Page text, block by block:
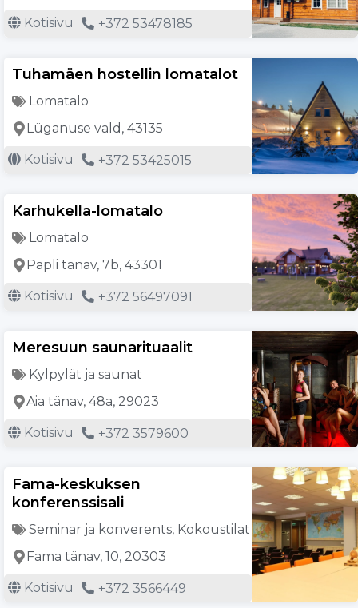
Kotisivu +372 53478185
Tuhamäen hostellin lomatalot
Lomatalo
Lüganuse vald, 43135
Kotisivu +372 53425015
Karhukella-lomatalo
Lomatalo
Papli tänav, 7b, 43301
Kotisivu +372 56497091
Meresuun saunarituaalit
Kylpylät ja saunat
Aia tänav, 48a, 29023
Kotisivu +372 3579600
Fama-keskuksen
konferenssisali
Seminar ja konverents, Kokoustilat
Fama tänav, 10, 20303
Kotisivu +372 3566449